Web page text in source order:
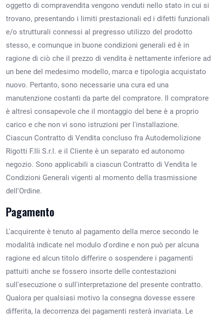
oggetto di compravendita vengono venduti nello stato in cui si
trovano, presentando i limiti prestazionali ed i difetti funzionali
e/o strutturali connessi al pregresso utilizzo del prodotto
stesso, e comunque in buone condizioni generali ed è in
ragione di ciò che il prezzo di vendita è nettamente inferiore ad
un bene del medesimo modello, marca e tipologia acquistato
nuovo. Pertanto, sono necessarie una cura ed una
manutenzione costanti da parte del compratore. Il compratore
è altresì consapevole che il montaggio del bene è a proprio
carico e che non vi sono istruzioni per l'installazione.
Ciascun Contratto di Vendita concluso fra Autodemolizione
Rigotti F.lli S.r.l. e il Cliente è un separato ed autonomo
negozio. Sono applicabili a ciascun Contratto di Vendita le
Condizioni Generali vigenti al momento della trasmissione
dell'Ordine.
Pagamento
L'acquirente è tenuto al pagamento della merce secondo le
modalità indicate nel modulo d'ordine e non può per alcuna
ragione ed alcun titolo differire o sospendere i pagamenti
pattuiti anche se fossero insorte delle contestazioni
sull'esecuzione o sull'interpretazione del presente contratto.
Qualora per qualsiasi motivo la consegna dovesse essere
differita, la decorrenza dei pagamenti resterà invariata. Le